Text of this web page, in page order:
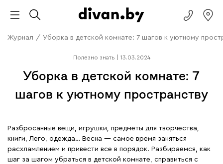
Журнал / Уборка в детской комнате: 7 шагов к уютному
Полезно знать 13.03.2024
Уборка в детской комнате: 7
шагов к уютному пространству
Разбросанные вещи, игрушки, предметы для творчества,
книги, Лего, одежда… Весна — самое время заняться
расхламлением и привести все в порядок. Разбираемся, как
шаг за шагом убраться в детской комнате, справиться с